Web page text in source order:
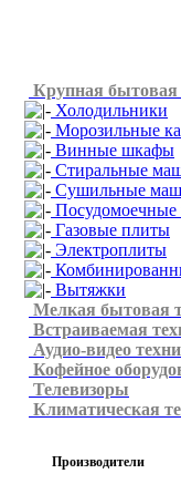
Крупная бытовая
Холодильники
Морозильные
Винные шкафы
Стиральные
Сушильные
Газовые плиты
Электроплиты
Вытяжки
Мелкая бытовая
Встраиваемая
Аудио-видео
Кофейное
Телевизоры
Климатическая
Производители